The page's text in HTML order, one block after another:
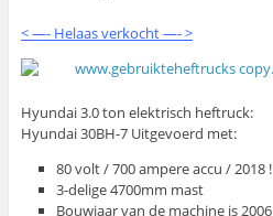
< —- Helaas verkocht —- >
Hyundai 3.0 ton elektrisch heftruck:
Hyundai 30BH-7 Uitgevoerd met:
80 volt / 700 ampere accu / 2018 !
3-delige 4700mm mast
Bouwjaar van de machine is 2006